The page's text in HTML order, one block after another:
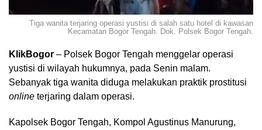
Tiga wanita terjaring operasi yustisi di salah satu hotel di kawasan
Kecamatan Bogor Tengah. Dok. Polsek Bogor Tengah.
KlikBogor – Polsek Bogor Tengah menggelar operasi
yustisi di wilayah hukumnya, pada Senin malam.
Sebanyak tiga wanita diduga melakukan praktik prostitusi
online terjaring dalam operasi.
Kapolsek Bogor Tengah, Kompol Agustinus Manurung,